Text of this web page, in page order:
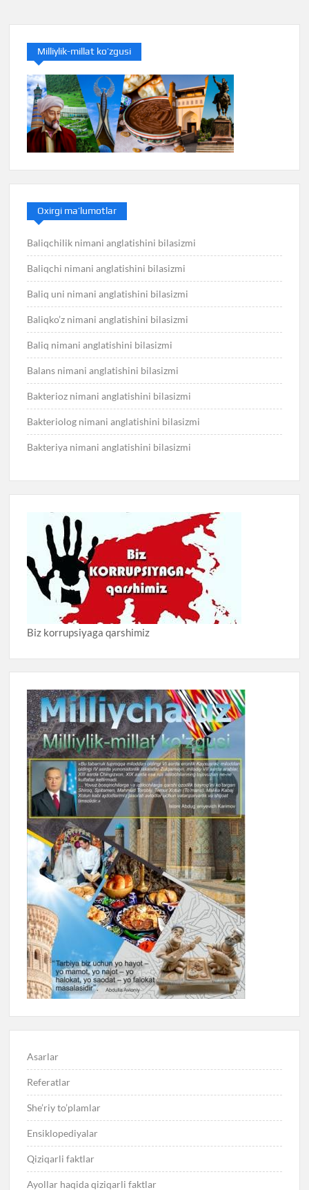
Milliylik-millat ko’zgusi
Oxirgi ma’lumotlar
Baliqchilik nimani anglatishini bilasizmi
Baliqchi nimani anglatishini bilasizmi
Baliq uni nimani anglatishini bilasizmi
Baliqko’z nimani anglatishini bilasizmi
Baliq nimani anglatishini bilasizmi
Balans nimani anglatishini bilasizmi
Bakterioz nimani anglatishini bilasizmi
Bakteriolog nimani anglatishini bilasizmi
Bakteriya nimani anglatishini bilasizmi
Biz korrupsiyaga qarshimiz
Asarlar
Referatlar
She’riy to’plamlar
Ensiklopediyalar
Qiziqarli faktlar
Ayollar haqida qiziqarli faktlar